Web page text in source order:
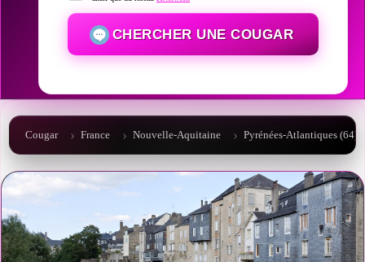
CHERCHER UNE COUGAR
Cougar France Nouvelle-Aquitaine Pyrénées-Atlantiques (64)